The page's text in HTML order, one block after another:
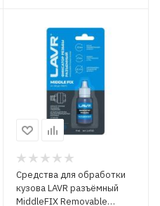
Средства для обработки
кузова LAVR разъёмный
MiddleFIX Removable